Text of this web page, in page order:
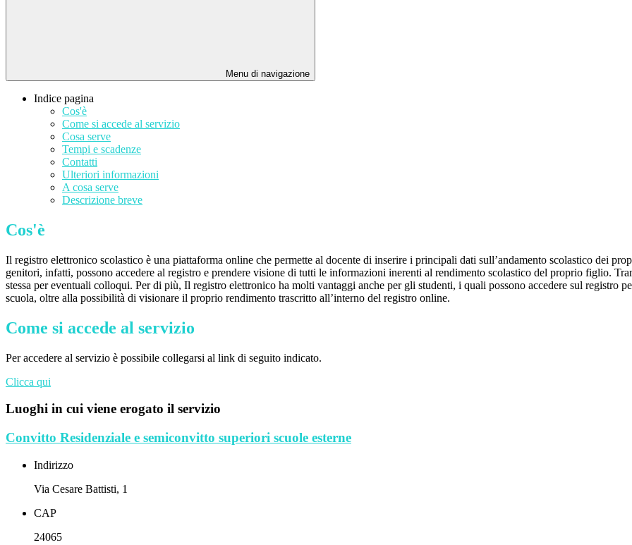
Menu di navigazione
Indice pagina
Cos'è
Come si accede al servizio
Cosa serve
Tempi e scadenze
Contatti
Ulteriori informazioni
A cosa serve
Descrizione breve
Cos'è
Il registro elettronico scolastico è una piattaforma online che permette al docente di inserire i principali dati sull’andamento scolastico dei
genitori, infatti, possono accedere al registro e prendere visione di tutti le informazioni inerenti al rendimento scolastico del proprio figlio.
stessa per eventuali colloqui. Per di più, Il registro elettronico ha molti vantaggi anche per gli studenti, i quali possono accedere sul registro
scuola, oltre alla possibilità di visionare il proprio rendimento trascritto all’interno del registro online.
Come si accede al servizio
Per accedere al servizio è possibile collegarsi al link di seguito indicato.
Clicca qui
Luoghi in cui viene erogato il servizio
Convitto Residenziale e semiconvitto superiori scuole esterne
Indirizzo
Via Cesare Battisti, 1
CAP
24065